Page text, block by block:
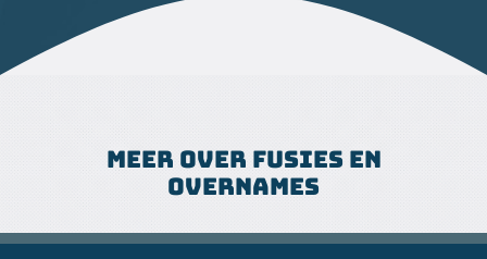
Meer over fusies en
overnames